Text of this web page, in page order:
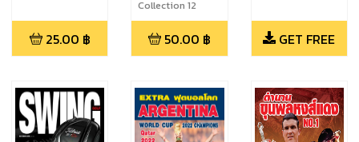
25.00 ฿
Collection 12
50.00 ฿ GET FREE